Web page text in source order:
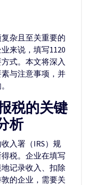
杂且至关重要的
来说，填写1120
式。本文将深入
与注意事项，并
税的关键
析
入署（IRS）规
税。企业在填写
记录收入、扣除
的企业，需要关